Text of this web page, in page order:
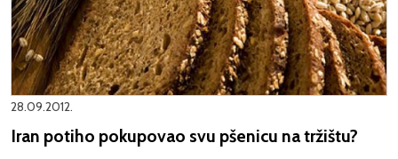
28.09.2012.
Iran potiho pokupovao svu pšenicu na tržištu?